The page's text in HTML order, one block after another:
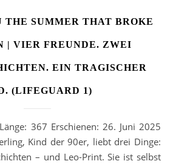
THE SUMMER THAT BROKE
| VIER FREUNDE. ZWEI
EIN TRAGISCHER
(LIFEGUARD 1)
Kind der 90er, liebt drei Dinge:
– und Leo-Print. Sie ist selbst